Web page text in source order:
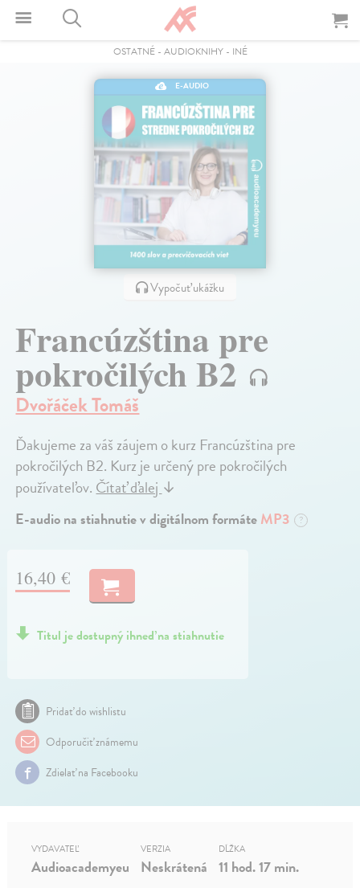
OSTATNÉ- AUDIOKNIHY- INÉ
E-AUDIO
Vypočuť ukážku
Francúzština pre
pokročilých B2
Dvořáček Tomáš
Ďakujeme za váš záujem o kurz Francúzština pre
pokročilých B2. Kurz je určený pre pokročilých
používateľov.Čítať ďalej↓
E-audio na stiahnutie v digitálnom formáteMP3 ?
16,40 €
Titul je dostupný ihneď na stiahnutie
Pridať do wishlistu
Odporučiť známemu
Zdielať na Facebooku
VYDAVATEĽ
Audioacademyeu
VERZIA
Neskrátená
DĹŽKA
11 hod. 17 min.